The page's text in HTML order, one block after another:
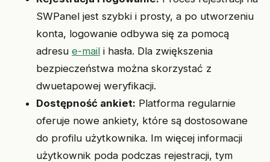
SWPanel jest szybki i prosty, a po utworzeniu
konta, logowanie odbywa się za pomocą
adresu e-mail i hasła. Dla zwiększenia
bezpieczeństwa można skorzystać z
dwuetapowej weryfikacji.
Dostępność ankiet: Platforma regularnie
oferuje nowe ankiety, które są dostosowane
do profilu użytkownika. Im więcej informacji
użytkownik poda podczas rejestracji, tym